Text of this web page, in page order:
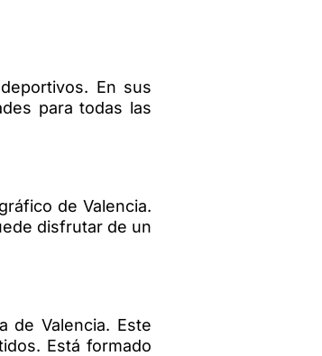
En sus
para todas las
de Valencia.
disfrutar de un
de Valencia. Este
Está formado